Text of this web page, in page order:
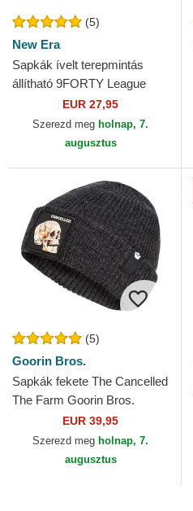
(5)
New Era
Sapkák ívelt terepmintás
állítható 9FORTY League
Essential New York Yankees
MLB New Era
EUR 27,95
Szerezd meg holnap, 7.
augusztus
(5)
Goorin Bros.
Sapkák fekete The Cancelled
The Farm Goorin Bros.
EUR 39,95
Szerezd meg holnap, 7.
augusztus